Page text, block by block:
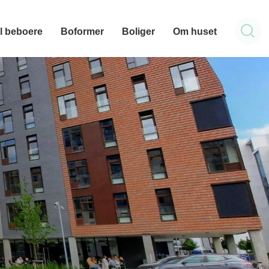
beboere Boformer Boliger Om huset